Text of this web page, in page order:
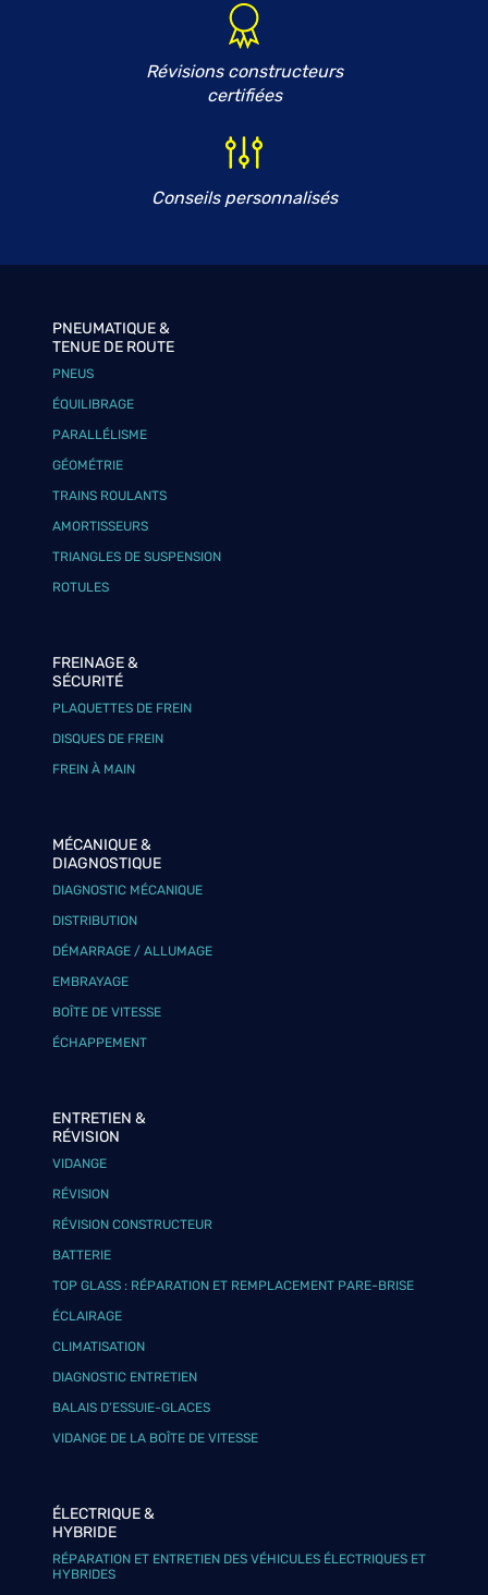
Révisions constructeurs
certifiées
Conseils personnalisés
PNEUMATIQUE &
TENUE DE ROUTE
PNEUS
ÉQUILIBRAGE
PARALLÉLISME
GÉOMÉTRIE
TRAINS ROULANTS
AMORTISSEURS
TRIANGLES DE SUSPENSION
ROTULES
FREINAGE &
SÉCURITÉ
PLAQUETTES DE FREIN
DISQUES DE FREIN
FREIN À MAIN
MÉCANIQUE &
DIAGNOSTIQUE
DIAGNOSTIC MÉCANIQUE
DISTRIBUTION
DÉMARRAGE / ALLUMAGE
EMBRAYAGE
BOÎTE DE VITESSE
ÉCHAPPEMENT
ENTRETIEN &
RÉVISION
VIDANGE
RÉVISION
RÉVISION CONSTRUCTEUR
BATTERIE
TOP GLASS : RÉPARATION ET REMPLACEMENT PARE-BRISE
ÉCLAIRAGE
CLIMATISATION
DIAGNOSTIC ENTRETIEN
BALAIS D’ESSUIE-GLACES
VIDANGE DE LA BOÎTE DE VITESSE
ÉLECTRIQUE &
HYBRIDE
RÉPARATION ET ENTRETIEN DES VÉHICULES ÉLECTRIQUES ET
HYBRIDES